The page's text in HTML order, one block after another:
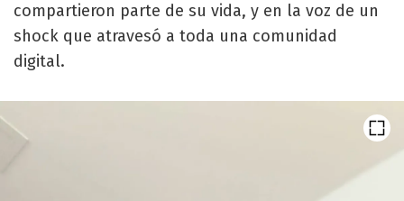
compartieron parte de su vida, y en la voz de un
shock que atravesó a toda una comunidad
digital.